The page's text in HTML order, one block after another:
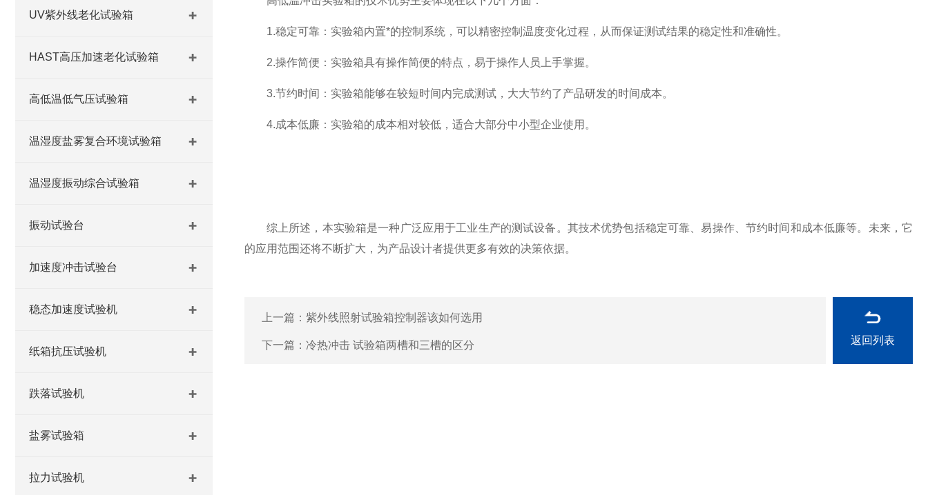
UV紫外线老化试验箱
HAST高压加速老化试验箱
高低温低气压试验箱
温湿度盐雾复合环境试验箱
温湿度振动综合试验箱
振动试验台
加速度冲击试验台
稳态加速度试验机
纸箱抗压试验机
跌落试验机
盐雾试验箱
拉力试验机
1.稳定可靠：实验箱内置*的控制系统，可以精密控制温度变化过程，从而保证测试结果的稳定性和准确性。
2.操作简便：实验箱具有操作简便的特点，易于操作人员上手掌握。
3.节约时间：实验箱能够在较短时间内完成测试，大大节约了产品研发的时间成本。
4.成本低廉：实验箱的成本相对较低，适合大部分中小型企业使用。
综上所述，本实验箱是一种广泛应用于工业生产的测试设备。其技术优势包括稳定可靠、易操作、节约时间和成本低廉等。未来，它
的应用范围还将不断扩大，为产品设计者提供更多有效的决策依据。
上一篇： 紫外线照射试验箱控制器该如何选用
下一篇： 冷热冲击 试验箱两槽和三槽的区分 返回列表